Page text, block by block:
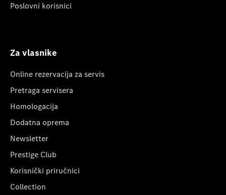
Poslovni korisnici
Za vlasnike
Online rezervacija za servis
Pretraga servisera
Homologacija
Dodatna oprema
Newsletter
Prestige Club
Korisnički priručnici
Collection